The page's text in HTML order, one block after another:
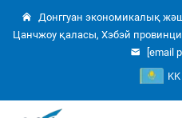
Донггуан экономикалық
Цанчжоу қаласы, Хэбэй
[email
KK